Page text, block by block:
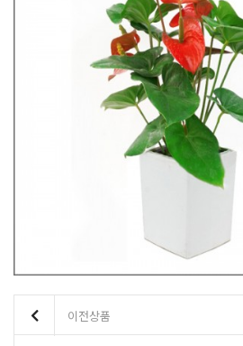
이전상품